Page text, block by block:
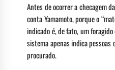
Antes de ocorrer a checagem
conta Yamamoto, porque o
indicado é, de fato, um
sistema apenas indica
procurado.